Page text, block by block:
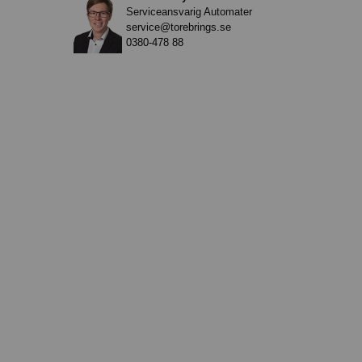
Serviceansvarig Automater
service@torebrings.se
0380-478 88